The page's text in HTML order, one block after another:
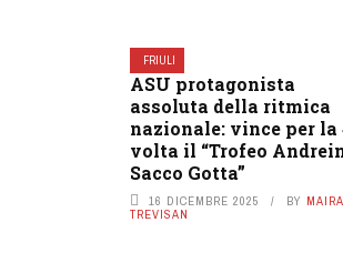
FRIULI
ASU protagonista
assoluta della ritmica
nazionale: vince per la
volta il “Trofeo
Sacco Gotta”
16 DICEMBRE 2025 BY MAIRA
TREVISAN